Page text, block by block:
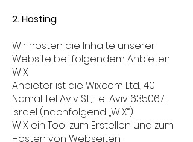
2. Hosting
Wir hosten die Inhalte unserer
Website bei folgendem Anbieter:
WIX
Anbieter ist die Wix.com Ltd., 40
Namal Tel Aviv St., Tel Aviv 6350671,
Israel (nachfolgend „WIX“).
WIX ein Tool zum Erstellen und zum
Hosten von Webseiten.